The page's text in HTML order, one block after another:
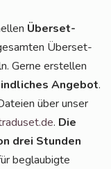
Über­set­
Über­set­
Ger­ne erstel­len
Ange­bot.
über unser
. Die
drei Stun­den
beglau­big­te